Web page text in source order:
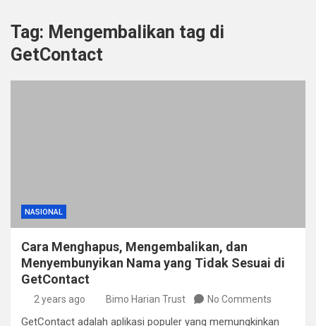
Tag: Mengembalikan tag di
GetContact
NASIONAL
Cara Menghapus, Mengembalikan, dan
Menyembunyikan Nama yang Tidak Sesuai di
GetContact
2 years ago Bimo Harian Trust No Comments
GetContact adalah aplikasi populer yang memungkinkan